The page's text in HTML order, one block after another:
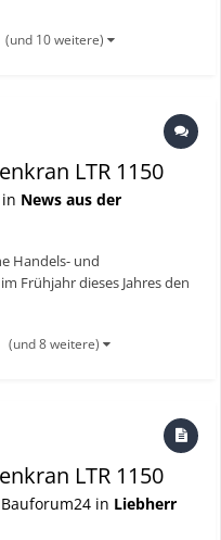
Hyperlink-Projekts
Gasunie und die
(und 10 weitere)
LTR 1150
News aus der
Handels- und
Frühjahr dieses Jahres den
Kranverleiher
Projekt hat
(und 8 weitere)
LTR 1150
in Liebherr